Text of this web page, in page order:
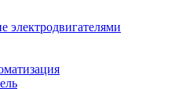
электродвигателями